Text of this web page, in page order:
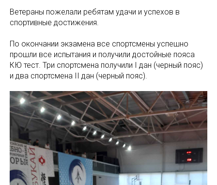
Ветераны пожелали ребятам удачи и успехов в
спортивные достижения.
По окончании экзамена все спортсмены успешно
прошли все испытания и получили достойные пояса
КЮ тест. Три спортсмена получили I дан (черный пояс)
и два спортсмена II дан (черный пояс).